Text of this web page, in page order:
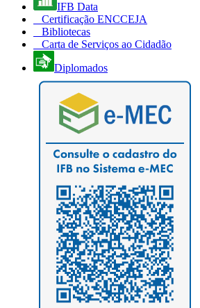
IFB Data
Certificação ENCCEJA
Bibliotecas
Carta de Serviços ao Cidadão
Diplomados